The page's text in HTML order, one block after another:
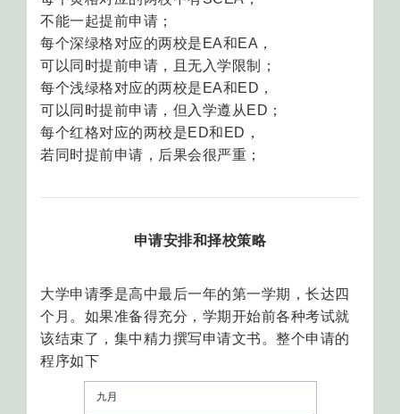
不能一起提前申请；
每个深绿格对应的两校是EA和EA，
可以同时提前申请，且无入学限制；
每个浅绿格对应的两校是EA和ED，
可以同时提前申请，但入学遵从ED；
每个红格对应的两校是ED和ED，
若同时提前申请，后果会很严重；
申请安排和择校策略
大学申请季是高中最后一年的第一学期，长达四
个月。如果准备得充分，学期开始前各种考试就
该结束了，集中精力撰写申请文书。整个申请的
程序如下